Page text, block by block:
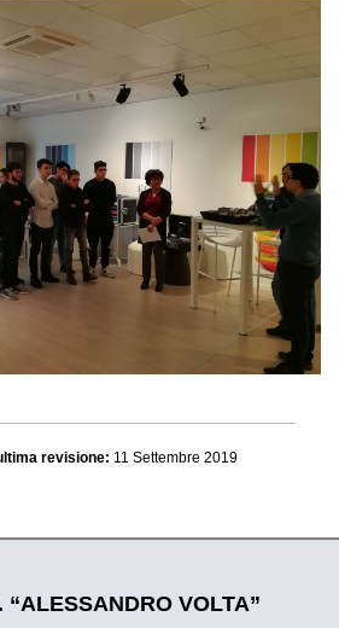
revisione: 11 Settembre 2019
“ALESSANDRO VOLTA”